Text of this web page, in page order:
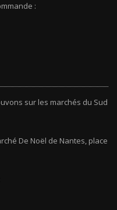
:
sur les marchés du Sud
De Noël de Nantes, place